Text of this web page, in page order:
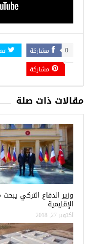
مشاركة 0
مشاركة
مقالات ذات صلة
وزير الدفاع التركي
الإقليمية
أكتوبر 27, 2018